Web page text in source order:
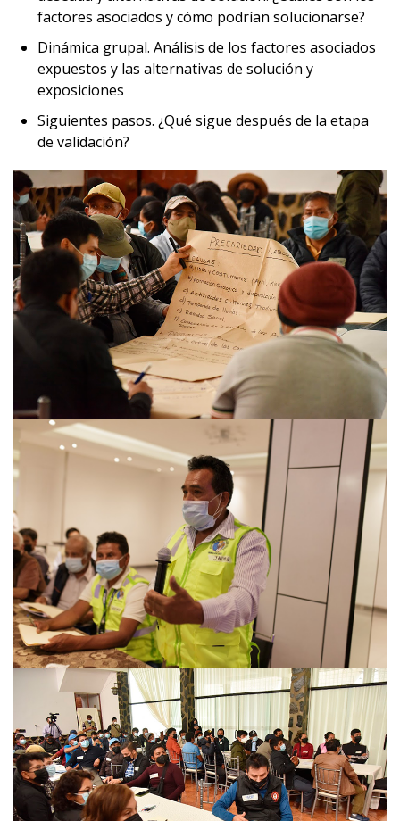
factores asociados y cómo podrían solucionarse?
Dinámica grupal. Análisis de los factores asociados
expuestos y las alternativas de solución y
exposiciones
Siguientes pasos. ¿Qué sigue después de la etapa
de validación?